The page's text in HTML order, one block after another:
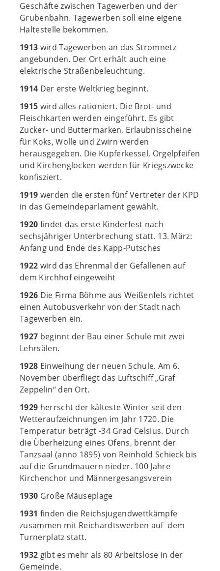
Geschäfte zwischen Tagewerben und der
Grubenbahn. Tagewerben soll eine eigene
Haltestelle bekommen.
1913 wird Tagewerben an das Stromnetz
angebunden. Der Ort erhält auch eine
elektrische Straßenbeleuchtung.
1914 Der erste Weltkrieg beginnt.
1915 wird alles rationiert. Die Brot- und
Fleischkarten werden eingeführt. Es gibt
Zucker- und Buttermarken. Erlaubnisscheine
für Koks, Wolle und Zwirn werden
herausgegeben. Die Kupferkessel, Orgelpfeifen
und Kirchenglocken werden für Kriegszwecke
konfisziert.
1919 werden die ersten fünf Vertreter der KPD
in das Gemeindeparlament gewählt.
1920 findet das erste Kinderfest nach
sechsjähriger Unterbrechung statt. 13. März:
Anfang und Ende des Kapp-Putsches
1922 wird das Ehrenmal der Gefallenen auf
dem Kirchhof eingeweiht
1926 Die Firma Böhme aus Weißenfels richtet
einen Autobusverkehr von der Stadt nach
Tagewerben ein.
1927 beginnt der Bau einer Schule mit zwei
Lehrsälen.
1928 Einweihung der neuen Schule. Am 6.
November überfliegt das Luftschiff „Graf
Zeppelin“ den Ort.
1929 herrscht der kälteste Winter seit den
Wetteraufzeichnungen im Jahr 1720. Die
Temperatur beträgt -34 Grad Celsius. Durch
die Überheizung eines Ofens, brennt der
Tanzsaal (anno 1895) von Reinhold Schieck bis
auf die Grundmauern nieder. 100 Jahre
Kirchenchor und Männergesangsverein
1930 Große Mäuseplage
1931 finden die Reichsjugendwettkämpfe
zusammen mit Reichardtswerben auf dem
Turnerplatz statt.
1932 gibt es mehr als 80 Arbeitslose in der
Gemeinde.